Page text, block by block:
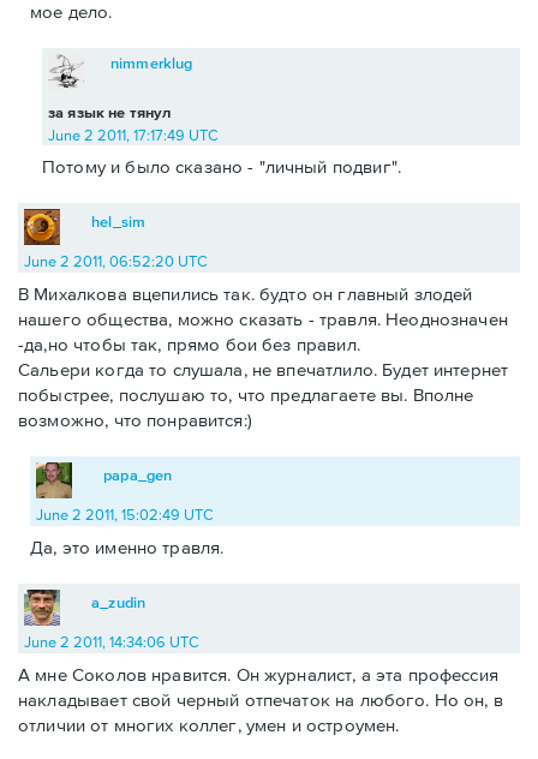
мое дело.
за язык не тянул
nimmerklug
June 2 2011, 17:17:49 UTC
Потому и было сказано - "личный подвиг".
hel_sim
June 2 2011, 06:52:20 UTC
В Михалкова вцепились так. будто он главный злодей
нашего общества, можно сказать - травля. Неоднозначен
-да,но чтобы так, прямо бои без правил.
Сальери когда то слушала, не впечатлило. Будет интернет
побыстрее, послушаю то, что предлагаете вы. Вполне
возможно, что понравится:)
papa_gen
June 2 2011, 15:02:49 UTC
Да, это именно травля.
a_zudin
June 2 2011, 14:34:06 UTC
А мне Соколов нравится. Он журналист, а эта профессия
накладывает свой черный отпечаток на любого. Но он, в
отличии от многих коллег, умен и остроумен.